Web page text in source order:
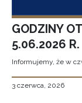
GODZINY
5.06.2026 R.
Informujemy, że w
3 czerwca, 2026